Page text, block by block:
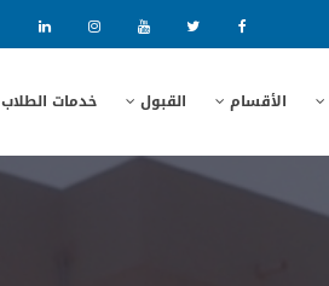
الأقسام القبول خدمات الطلاب